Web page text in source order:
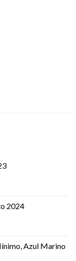
2024
Azul Marino